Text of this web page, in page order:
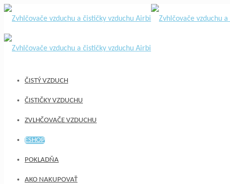
ČISTÝ VZDUCH
ČISTIČKY VZDUCHU
ZVLHČOVAČE VZDUCHU
ESHOP
POKLADŇA
AKO NAKUPOVAŤ